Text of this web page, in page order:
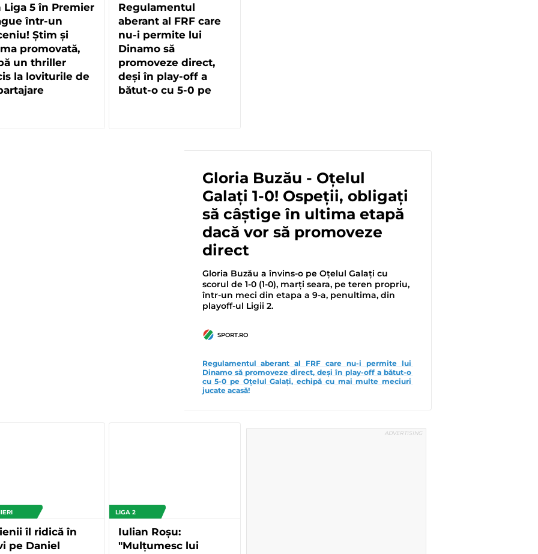
Liga 5 în Premier
într-un
Știm și
promovată,
un thriller
la loviturile de
Regulamentul
aberant al FRF care
nu-i permite lui
Dinamo să
promoveze direct,
deși în play-off a
bătut-o cu 5-0 pe
Gloria Buzău - Oțelul
Galați 1-0! Ospeții, obligați
să câștige în ultima etapă
dacă vor să promoveze
direct
Gloria Buzău a învins-o pe Oţelul Galaţi cu
scorul de 1-0 (1-0), marţi seara, pe teren propriu,
într-un meci din etapa a 9-a, penultima, din
playoff-ul Ligii 2.
SPORT.RO
Regulamentul aberant al FRF care nu-i permite lui
Dinamo să promoveze direct, deși în play-off a bătut-o
cu 5-0 pe Oțelul Galați, echipă cu mai multe meciuri
jucate acasă!
îl ridică în
pe Daniel
LIGA 2
Iulian Roșu:
"Mulțumesc lui